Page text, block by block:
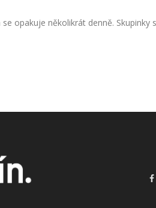
opakuje několikrát denně. Skupinky